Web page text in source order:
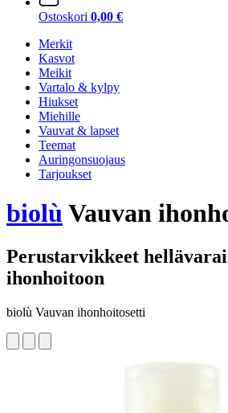
Ostoskori 0,00 €
Merkit
Kasvot
Meikit
Vartalo & kylpy
Hiukset
Miehille
Vauvat & lapset
Teemat
Auringonsuojaus
Tarjoukset
biolù Vauvan
Perustarvikkeet
ihonhoitoon
biolù Vauvan ihonhoitosetti